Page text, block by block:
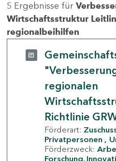
5 Ergebnisse für
Wirtschaftsstruktur
regionalbeihilfen
regionalen
Richtlinie
Förderart:
Privatpersonen
Förderzweck:
Forschung,